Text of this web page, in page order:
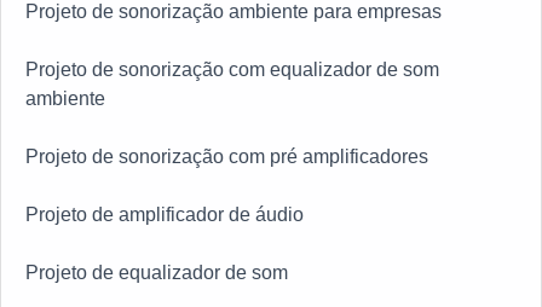
Projeto de sonorização ambiente para empresas
Projeto de sonorização com equalizador de som
ambiente
Projeto de sonorização com pré amplificadores
Projeto de amplificador de áudio
Projeto de equalizador de som